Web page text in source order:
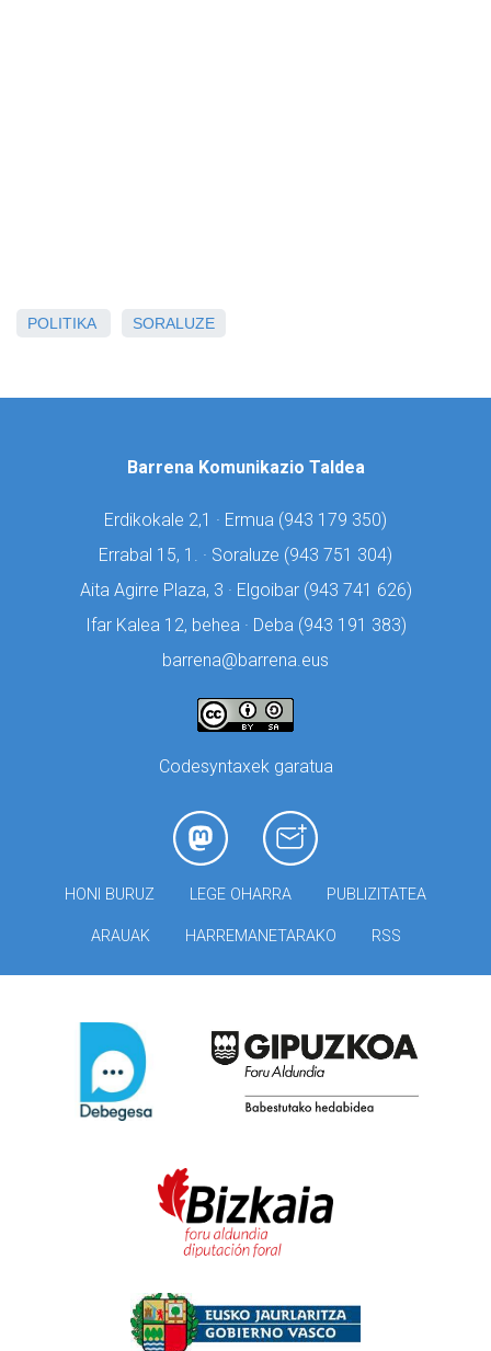
POLITIKA SORALUZE
Barrena Komunikazio Taldea
Erdikokale 2,1 · Ermua (943 179 350)
Errabal 15, 1. · Soraluze (943 751 304)
Aita Agirre Plaza, 3 · Elgoibar (943 741 626)
Ifar Kalea 12, behea · Deba (943 191 383)
barrena@barrena.eus
Codesyntaxek garatua
HONI BURUZ LEGE OHARRA PUBLIZITATEA
ARAUAK HARREMANETARAKO RSS